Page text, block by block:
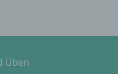
Üben